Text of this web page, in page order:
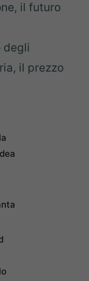
il futuro
degli
il prezzo